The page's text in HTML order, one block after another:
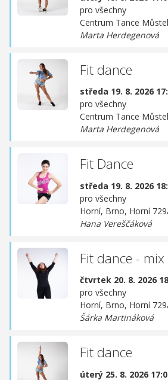
pro všechny
Centrum Tance
Marta Herdegenová
Fit dance
středa 19. 8. 2026
pro všechny
Centrum Tance
Marta Herdegenová
Fit Dance
středa 19. 8. 2026
pro všechny
Horní, Brno, Horní
Hana Vereščáková
Fit dance - mix
čtvrtek 20. 8. 2026
pro všechny
Horní, Brno, Horní
Šárka Martináková
Fit dance
úterý 25. 8. 2026